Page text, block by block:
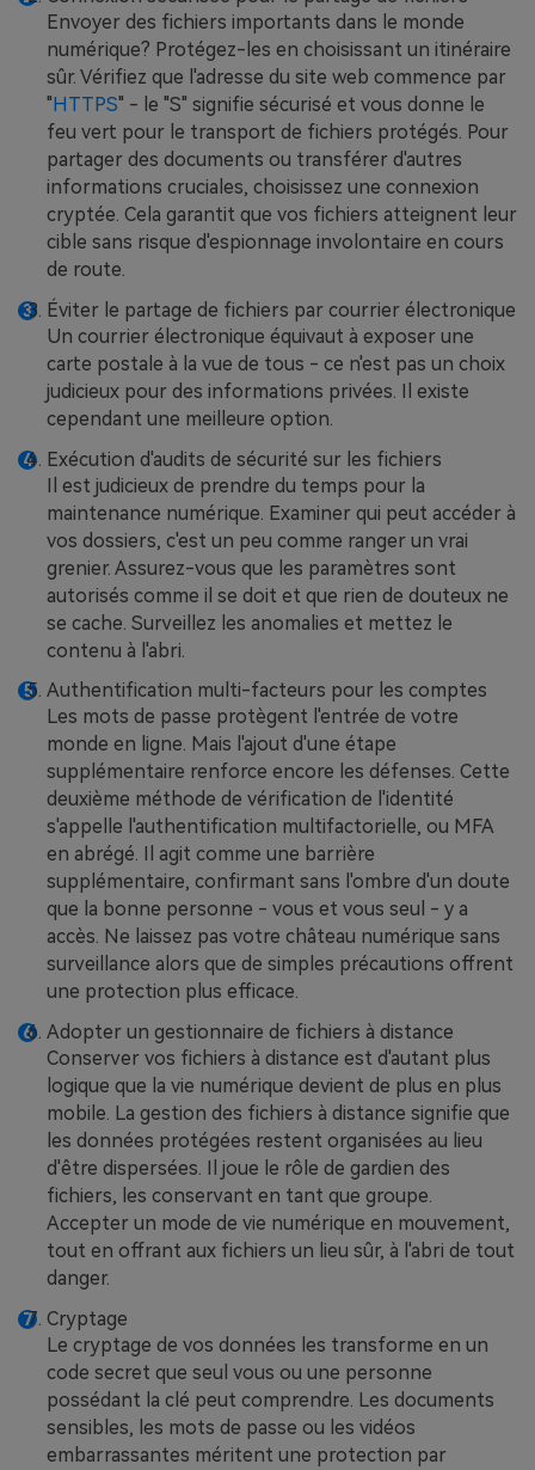
Envoyer des fichiers importants dans le monde
numérique? Protégez-les en choisissant un itinéraire
sûr. Vérifiez que l'adresse du site web commence par
"HTTPS" - le "S" signifie sécurisé et vous donne le
feu vert pour le transport de fichiers protégés. Pour
partager des documents ou transférer d'autres
informations cruciales, choisissez une connexion
cryptée. Cela garantit que vos fichiers atteignent leur
cible sans risque d'espionnage involontaire en cours
de route.
Éviter le partage de fichiers par courrier électronique
Un courrier électronique équivaut à exposer une
carte postale à la vue de tous - ce n'est pas un choix
judicieux pour des informations privées. Il existe
cependant une meilleure option.
Exécution d'audits de sécurité sur les fichiers
Il est judicieux de prendre du temps pour la
maintenance numérique. Examiner qui peut accéder à
vos dossiers, c'est un peu comme ranger un vrai
grenier. Assurez-vous que les paramètres sont
autorisés comme il se doit et que rien de douteux ne
se cache. Surveillez les anomalies et mettez le
contenu à l'abri.
Authentification multi-facteurs pour les comptes
Les mots de passe protègent l'entrée de votre
monde en ligne. Mais l'ajout d'une étape
supplémentaire renforce encore les défenses. Cette
deuxième méthode de vérification de l'identité
s'appelle l'authentification multifactorielle, ou MFA
en abrégé. Il agit comme une barrière
supplémentaire, confirmant sans l'ombre d'un doute
que la bonne personne - vous et vous seul - y a
accès. Ne laissez pas votre château numérique sans
surveillance alors que de simples précautions offrent
une protection plus efficace.
Adopter un gestionnaire de fichiers à distance
Conserver vos fichiers à distance est d'autant plus
logique que la vie numérique devient de plus en plus
mobile. La gestion des fichiers à distance signifie que
les données protégées restent organisées au lieu
d'être dispersées. Il joue le rôle de gardien des
fichiers, les conservant en tant que groupe.
Accepter un mode de vie numérique en mouvement,
tout en offrant aux fichiers un lieu sûr, à l'abri de tout
danger.
Cryptage
Le cryptage de vos données les transforme en un
code secret que seul vous ou une personne
possédant la clé peut comprendre. Les documents
sensibles, les mots de passe ou les vidéos
embarrassantes méritent une protection par